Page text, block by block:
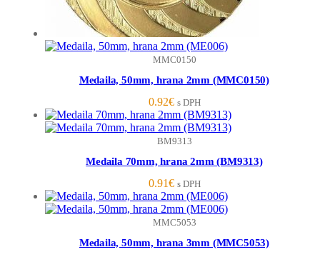
MMC0150
Medaila, 50mm, hrana 2mm (MMC0150)
0.92€ s DPH
BM9313
Medaila 70mm, hrana 2mm (BM9313)
0.91€ s DPH
MMC5053
Medaila, 50mm, hrana 3mm (MMC5053)